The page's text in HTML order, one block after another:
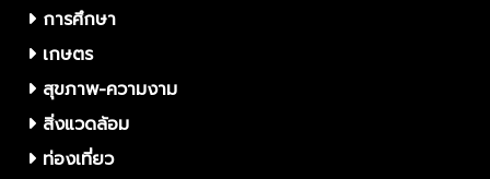
การศึกษา
เกษตร
สุขภาพ-ความงาม
สิ่งแวดล้อม
ท่องเที่ยว